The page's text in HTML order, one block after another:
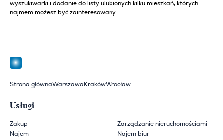
wyszukiwarki i dodanie do listy ulubionych kilku mieszkań, których
najmem możesz być zainteresowany.
Strona głównaWarszawa KrakówWrocław
Usługi
Zakup
Najem
Zarządzanie nieruchomościami
Najem biur